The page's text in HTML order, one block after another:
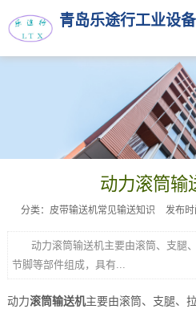
青岛乐途行工业设
动力滚筒输
分类：皮带输送机常见输送知识 发布
动力滚筒输送机主要由滚筒、支腿
节脚等部件组成，具有...
动力滚筒输送机主要由滚筒、支腿、